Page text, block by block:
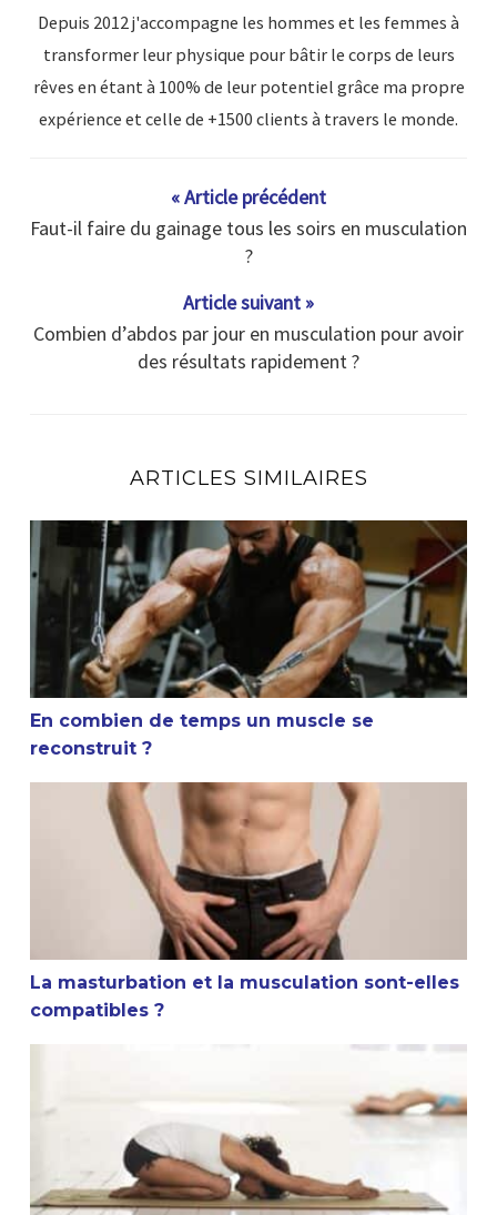
Depuis 2012 j'accompagne les hommes et les femmes à
transformer leur physique pour bâtir le corps de leurs
rêves en étant à 100% de leur potentiel grâce ma propre
expérience et celle de +1500 clients à travers le monde.
« Article précédent
Faut-il faire du gainage tous les soirs en musculation
?
Article suivant »
Combien d’abdos par jour en musculation pour avoir
des résultats rapidement ?
ARTICLES SIMILAIRES
En combien de temps un muscle se reconstruit ?
En combien de temps un muscle se
reconstruit ?
La masturbation et la musculation sont-elles
La masturbation et la musculation sont-elles
compatibles ?
Conseil sportif : Faut-il s’étirer après la musculation ?